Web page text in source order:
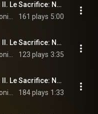
Le sacre du printemps, K015: II. Le Sacrifice: No. 9, Introduction
161 plays 5:00
Le sacre du printemps, K015: II. Le Sacrifice: No. 10, Cercles mystérieux des adolescentes
123 plays 3:35
Le sacre du printemps, K015: II. Le Sacrifice: No. 11, Glorification de l’élue
184 plays 1:33